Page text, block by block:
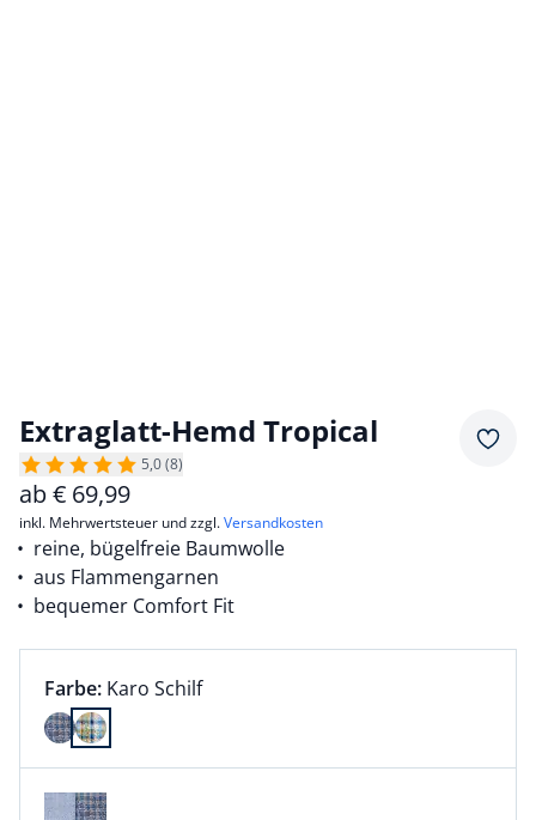
Extraglatt-Hemd Tropical
5,0 (8)
ab€ 69,99
inkl. Mehrwertsteuer und zzgl.Versandkosten
reine, bügelfreie Baumwolle
aus Flammengarnen
bequemer Comfort Fit
Farbauswahl:
Farbe: aktuell ausgewählt:
Karo Schilf
Farbe Karo Schilf ausgewählt